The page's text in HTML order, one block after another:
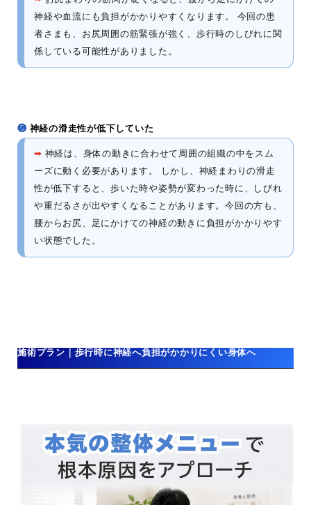
神経や血流にも負担がかかりやすくなります。 今回の患
者さまも、お尻周囲の筋緊張が強く、歩行時のしびれに関
係している可能性がありました。
❺神経の滑走性が低下していた
➡ 神経は、身体の動きに合わせて周囲の組織の中をスム
ーズに動く必要があります。 しかし、神経まわりの滑走
性が低下すると、歩いた時や姿勢が変わった時に、しびれ
や重だるさが出やすくなることがあります。今回の方も、
腰からお尻、足にかけての神経の動きに負担がかかりやす
い状態でした。
施術プラン｜歩行時に神経へ負担がかかりにくい身体へ